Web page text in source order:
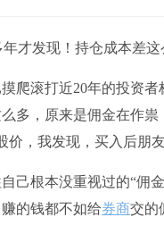
年才发现！持仓成本差
摸爬滚打近20年的投资
多，原来是佣金在作
价，我发现，买入后朋
己根本没重视过的“佣
的钱都不如给券商交的